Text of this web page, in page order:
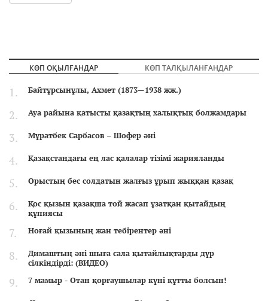
КӨП ОҚЫЛҒАНДАР КӨП ТАЛҚЫЛАНҒАНДАР
Байтұрсынұлы, Ахмет (1873—1938 жж.)
Ауа райына қатысты қазақтың халықтық болжамдары
Мұратбек Сарбасов – Шофер әні
Қазақстандағы ең лас қалалар тізімі жарияланды
Орыстың бес солдатын жалғыз ұрып жыққан қазақ
Қос қызын қазақша той жасап ұзатқан қытайдың
құпиясы
Ноғай қызының жан тебірентер әні
Димаштың әні шыға сала қытайлықтарды дүр
сілкіндірді: (ВИДЕО)
7 мамыр - Отан қорғаушылар күні құтты болсын!